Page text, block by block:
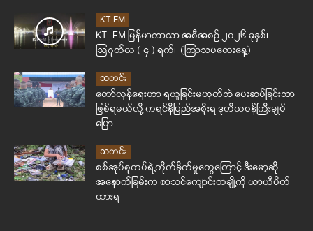
KT FM
KT-FM မြန်မာဘာသာ အစီအစဉ် ၂၀၂၆ ခုနှစ်၊
ဩဂုတ်လ ( ၄ ) ရက်၊ (ကြာသပတေးနေ့)
သတင်း
တော်လှန်ရေးဟာ ရယူခြင်းမဟုတ်ဘဲ ပေးဆပ်ခြင်းသာ
ဖြစ်ရမယ်လို့ ကရင်နီပြည်အစိုးရ ဒုတိယဝန်ကြီးချုပ်
ပြော
သတင်း
စစ်အုပ်စုတပ်ရဲ့တိုက်ခိုက်မှုတွေကြောင့် ဒီးမော့ဆို
အနောက်ခြမ်းက စာသင်ကျောင်းတချို့ကို ယာယီပိတ်
ထားရ